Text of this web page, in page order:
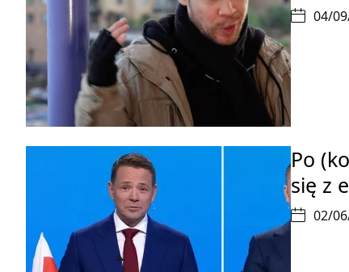
04/
Po
się z
02/